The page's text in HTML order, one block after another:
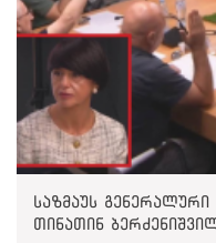
საზმაუს
თინათინ